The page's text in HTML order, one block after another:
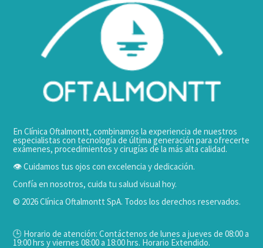
En Clínica Oftalmontt, combinamos la experiencia de nuestros
especialistas con tecnología de última generación para ofrecerte
exámenes, procedimientos y cirugías de la más alta calidad.
👁️ Cuidamos tus ojos con excelencia y dedicación.
Confía en nosotros, cuida tu salud visual hoy.
© 2026 Clínica Oftalmontt SpA. Todos los derechos reservados.
🕒 Horario de atención: Contáctenos de lunes a jueves de 08:00 a
19:00 hrs y viernes 08:00 a 18:00 hrs. Horario Extendido.